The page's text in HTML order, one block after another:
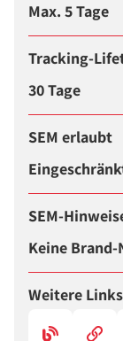
Max. 5 Tage
Tracking-
30 Tage
SEM erlaubt
SEM-
Keine Brand-
Weitere Links